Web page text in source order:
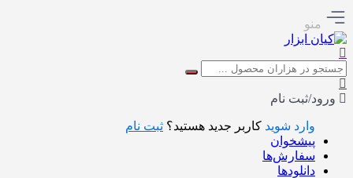
منو
ورود/ثبت نام
وارد شوید کاربر جدید هستید؟ ثبت نام
پیشخوان
سفارش‌ها
دانلودها